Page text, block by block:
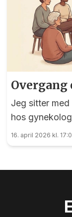
Overgang
Jeg sitter
hos
«Du har
noen
og i kroppen?
16. april 2026 kl.